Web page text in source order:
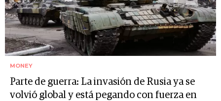
MONEY
Parte de guerra: La invasión de Rusia ya se
volvió global y está pegando con fuerza en